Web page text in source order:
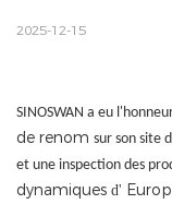
2025-12-15
SINOSWAN a eu
de renom sur son site
et une inspection des
dynamiques d'